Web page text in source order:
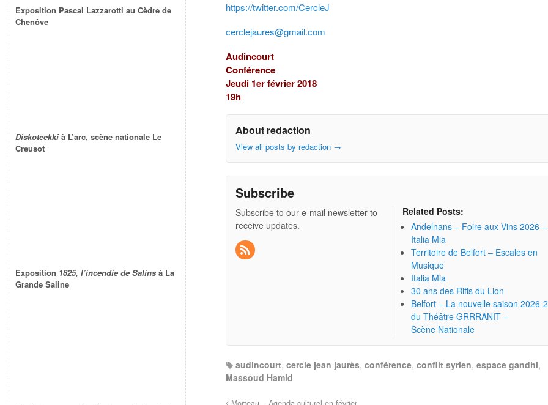
https://twitter.com/CercleJ
cerclejaures@gmail.com
Audincourt
Conférence
Jeudi 1er février 2018
19h
About redaction
View all posts by redaction →
Subscribe
Subscribe to our e-mail newsletter to
receive updates.
Related Posts:
Andelnans – Foire aux Vins 2026 –
Italia Mia
Territoire de Belfort – Escales en
Musique
Italia Mia
30 ans des Riffs du Lion
Belfort – La nouvelle saison 2026-
du Théâtre GRRRANIT –
Scène Nationale
audincourt,cercle jean jaurès,conférence,conflit syrien,espace gandhi,
Massoud Hamid
Exposition Pascal Lazzarotti au Cèdre de
Chenôve
Diskoteekki à L’arc, scène nationale Le
Creusot
Exposition 1825, l’incendie de Salins à La
Grande Saline